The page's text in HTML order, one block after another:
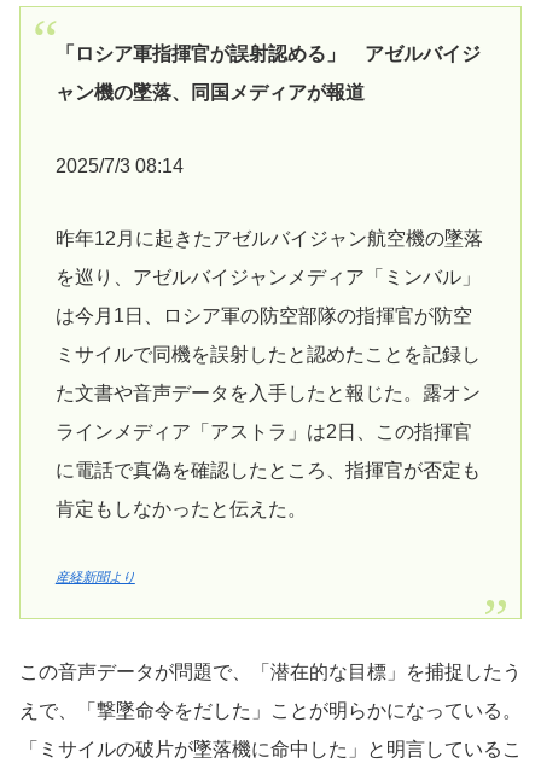
「ロシア軍指揮官が誤射認める」 アゼルバイジ
ャン機の墜落、同国メディアが報道
2025/7/3 08:14
昨年12月に起きたアゼルバイジャン航空機の墜落
を巡り、アゼルバイジャンメディア「ミンバル」
は今月1日、ロシア軍の防空部隊の指揮官が防空
ミサイルで同機を誤射したと認めたことを記録し
た文書や音声データを入手したと報じた。露オン
ラインメディア「アストラ」は2日、この指揮官
に電話で真偽を確認したところ、指揮官が否定も
肯定もしなかったと伝えた。
産経新聞より
この音声データが問題で、「潜在的な目標」を捕捉したう
えで、「撃墜命令をだした」ことが明らかになっている。
「ミサイルの破片が墜落機に命中した」と明言しているこ